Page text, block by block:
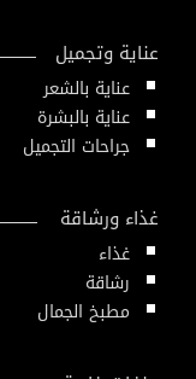
عناية وتجميل
عناية بالشعر
عناية بالبشرة
جراحات التجميل
غذاء ورشاقة
غذاء
رشاقة
مطبخ الجمال